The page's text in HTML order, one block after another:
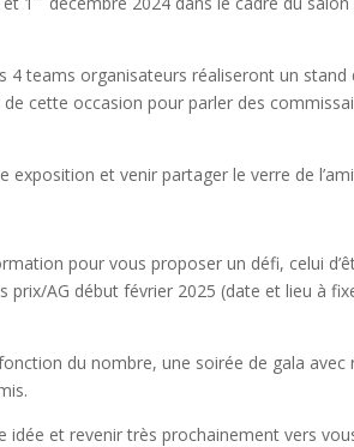
4 teams organisateurs réaliseront un
cette occasion pour parler des
exposition et venir partager le verre de
pour vous proposer un défi, celui
prix/AG début février 2025 (date et lieu à
du nombre, une soirée de gala
idée et revenir très prochainement vers